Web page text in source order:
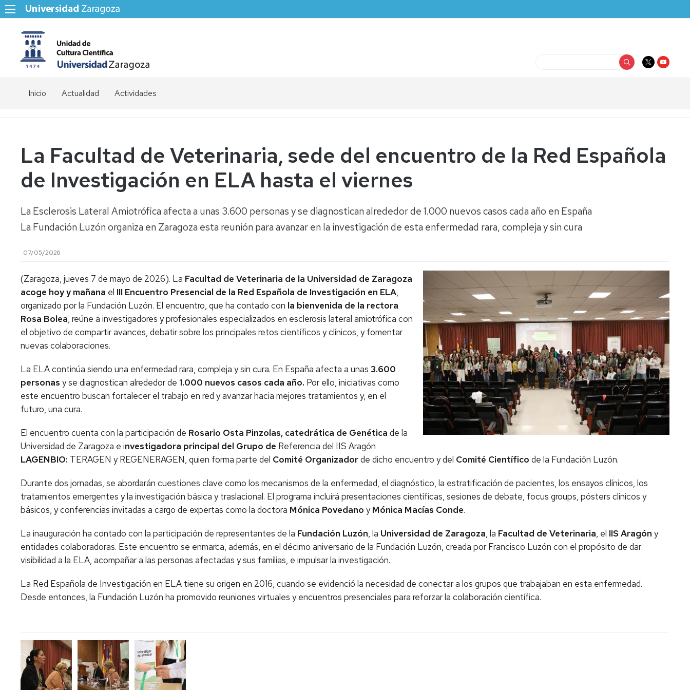
Inicio Actualidad Actividades
La Facultad de Veterinaria, sede del encuentro de la Red Española
de Investigación en ELA hasta el viernes
La Esclerosis Lateral Amiotrófica afecta a unas 3.600 personas y se diagnostican alrededor de 1.000 nuevos casos cada año en España
La Fundación Luzón organiza en Zaragoza esta reunión para avanzar en la investigación de esta enfermedad rara, compleja y sin cura
07/05/2026
(Zaragoza, jueves 7 de mayo de 2026). La Facultad de Veterinaria de la Universidad de Zaragoza
acoge hoy y mañana el III Encuentro Presencial de la Red Española de Investigación en ELA,
organizado por la Fundación Luzón. El encuentro, que ha contado con la bienvenida de la rectora
Rosa Bolea, reúne a investigadores y profesionales especializados en esclerosis lateral amiotrófica con
el objetivo de compartir avances, debatir sobre los principales retos científicos y clínicos, y fomentar
nuevas colaboraciones.
La ELA continúa siendo una enfermedad rara, compleja y sin cura. En España afecta a unas 3.600
personas y se diagnostican alrededor de 1.000 nuevos casos cada año. Por ello, iniciativas como
este encuentro buscan fortalecer el trabajo en red y avanzar hacia mejores tratamientos y, en el
futuro, una cura.
El encuentro cuenta con la participación de Rosario Osta Pinzolas, catedrática de Genética de la
Universidad de Zaragoza e investigadora principal del Grupo de Referencia del IIS Aragón
LAGENBIO: TERAGEN y REGENERAGEN, quien forma parte del Comité Organizadorde dicho encuentro y del Comité Científico de la Fundación Luzón.
Durante dos jornadas, se abordarán cuestiones clave como los mecanismos de la enfermedad, el diagnóstico, la estratificación de pacientes, los ensayos clínicos, los
tratamientos emergentes y la investigación básica y traslacional. El programa incluirá presentaciones científicas, sesiones de debate, focus groups, pósters clínicos y
básicos, y conferencias invitadas a cargo de expertas como la doctora Mónica Povedano yMónica Macías Conde.
La inauguración ha contado con la participación de representantes de la Fundación Luzón, la Universidad de Zaragoza, la Facultad de Veterinaria, el IIS Aragón y
entidades colaboradoras. Este encuentro se enmarca, además, en el décimo aniversario de la Fundación Luzón, creada por Francisco Luzón con el propósito de dar
visibilidad a la ELA, acompañar a las personas afectadas y sus familias, e impulsar la investigación.
La Red Española de Investigación en ELA tiene su origen en 2016, cuando se evidenció la necesidad de conectar a los grupos que trabajaban en esta enfermedad.
Desde entonces, la Fundación Luzón ha promovido reuniones virtuales y encuentros presenciales para reforzar la colaboración científica.